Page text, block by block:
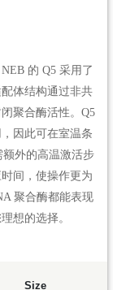
的 Q5 采用了
体结构通过非共
聚合酶活性。Q5
因此可在室温条
外的高温激活步
间，使操作更为
聚合酶都能表现
想的选择。